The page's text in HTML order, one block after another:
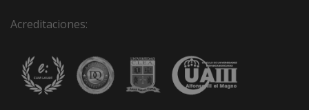
Acreditaciones: